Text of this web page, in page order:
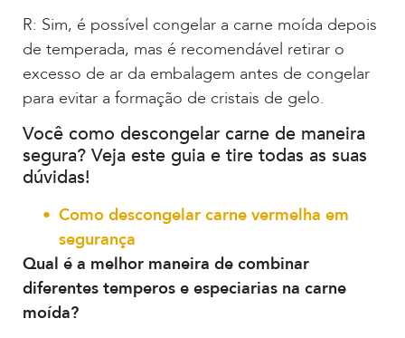
R: Sim, é possível congelar a carne moída depois
de temperada, mas é recomendável retirar o
excesso de ar da embalagem antes de congelar
para evitar a formação de cristais de gelo.
Você como descongelar carne de maneira
segura? Veja este guia e tire todas as suas
dúvidas!
Como descongelar carne vermelha em
segurança
Qual é a melhor maneira de combinar
diferentes temperos e especiarias na carne
moída?